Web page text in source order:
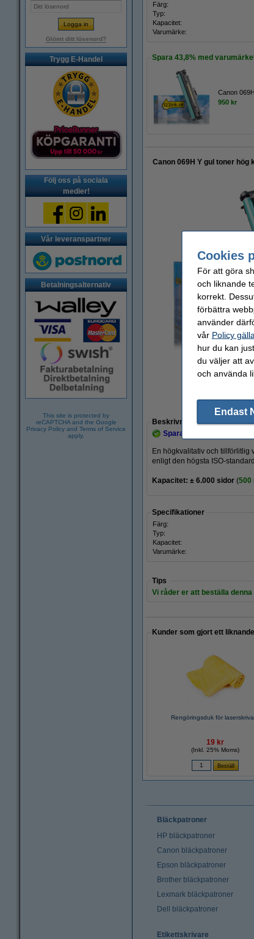
Glömt ditt lösenord?
Trygg E-Handel
Följ oss på sociala
medier!
Vår leveranspartner
Betalningsalternativ
This site is protected by
reCAPTCHA and the Google
Privacy Policy and Terms of Service
apply.
Färg:
Typ:
Kapacitet:
Varumärke:
Spara 43,8% med
Canon
950 kr
Canon 069H Y gul toner
Beskrivning
Spara
En högkvalitativ och tillförlitlig
enligt den högsta ISO-
Kapacitet: ± 6.000 sidor (500
Specifikationer
Färg:
Typ:
Kapacitet:
Varumärke:
Tips
Vi råder er att beställa
Kunder som gjort ett
Rengöringsduk för
19 kr
(Inkl. 25% Moms)
Bläckpatroner
HP bläckpatroner
Canon bläckpatroner
Epson bläckpatroner
Brother bläckpatroner
Lexmark bläckpatroner
Dell bläckpatroner
Etikettskrivare
Cookies
För att göra
och liknande
korrekt.
förbättra
använder
vår Policy
hur du kan
du väljer att
och använda
Endast